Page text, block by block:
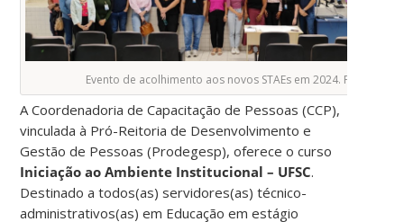
Evento de acolhimento aos novos STAEs em 2024. Foto: CCP
A Coordenadoria de Capacitação de Pessoas (CCP),
vinculada à Pró-Reitoria de Desenvolvimento e
Gestão de Pessoas (Prodegesp), oferece o curso
Iniciação ao Ambiente Institucional – UFSC.
Destinado a todos(as) servidores(as) técnico-
administrativos(as) em Educação em estágio